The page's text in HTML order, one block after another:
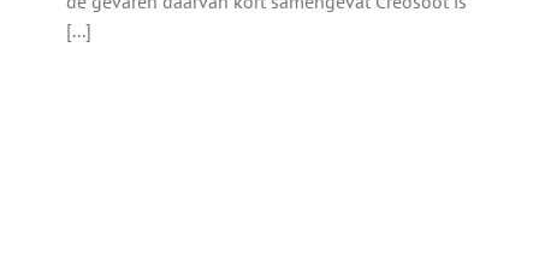
[...]